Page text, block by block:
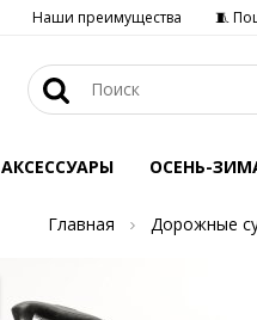
Наши преимущества 🧵
АКСЕССУАРЫ ОСЕНЬ-
Главная Дорожные